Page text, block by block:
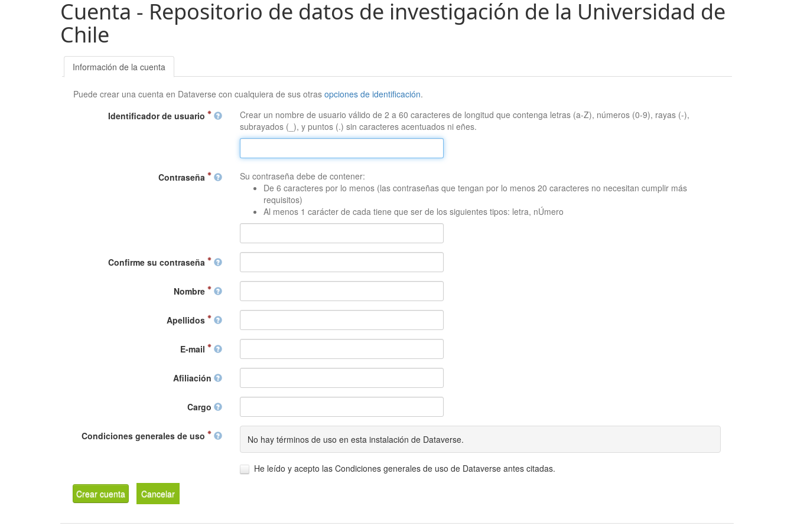
Cuenta - Repositorio de datos de investigación de la Universidad de
Chile
Información de la cuenta
Puede crear una cuenta en Dataverse con cualquiera de sus otrasopciones de identificación.
Identificador de usuario
Crear un nombre de usuario válido de 2 a 60 caracteres de longitud que contenga letras (a-Z), números (0-9), rayas (-),
subrayados (_), y puntos (.) sin caracteres acentuados ni eñes.
Contraseña
Su contraseña debe de contener:
De 6 caracteres por lo menos (las contraseñas que tengan por lo menos 20 caracteres no necesitan cumplir más
requisitos)
Al menos 1 carácter de cada tiene que ser de los siguientes tipos: letra, nÚmero
Confirme su contraseña
Nombre
Apellidos
E-mail
Afiliación
Cargo
Condiciones generales de uso No hay términos de uso en esta instalación de Dataverse.
He leído y acepto las Condiciones generales de uso de Dataverse antes citadas.
Crear cuenta Cancelar